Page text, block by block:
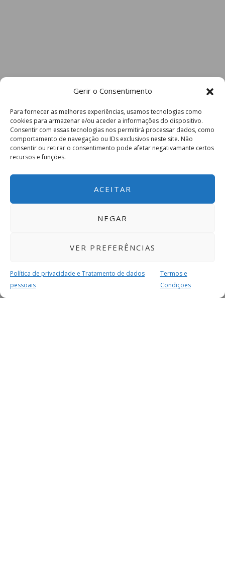
Gerir o Consentimento
Para fornecer as melhores experiências, usamos tecnologias como
cookies para armazenar e/ou aceder a informações do dispositivo.
Consentir com essas tecnologias nos permitirá processar dados, como
comportamento de navegação ou IDs exclusivos neste site. Não
consentir ou retirar o consentimento pode afetar negativamante certos
recursos e funções.
ACEITAR
NEGAR
VER PREFERÊNCIAS
Política de privacidade e Tratamento de dados
pessoais
Termos e
Condições